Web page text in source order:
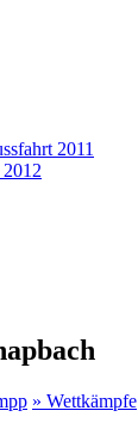
2011
» Wettkämpfe